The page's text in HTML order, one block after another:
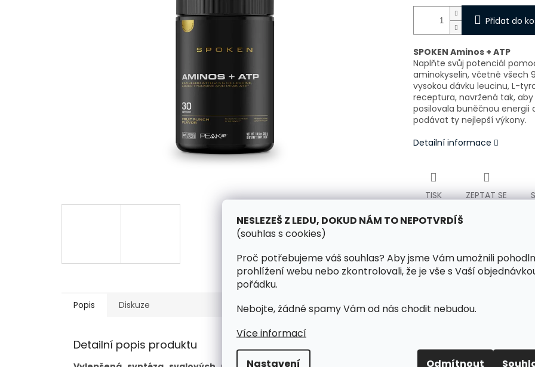
NESLEZEŠ Z LEDU, DOKUD NÁM TO NEPOTVRDÍŠ
(souhlas s cookies)
Proč potřebujeme váš souhlas? Aby jsme Vám umožnili
prohlížení webu nebo zkontrolovali, že je vše s Vaší
pořádku.
Nebojte, žádné spamy Vám od nás chodit nebudou.
Více informací
Nastavení Odmítnout
Přidat do
SPOKEN Aminos + ATP
Naplňte svůj potenciál
aminokyselin, včetně všech
vysokou dávku leucinu, L-
receptura, navržená tak,
posilovala buněčnou
podávat ty nejlepší výkony.
Detailní informace
TISK ZEPTAT SE
Popis Diskuze
Detailní popis produktu